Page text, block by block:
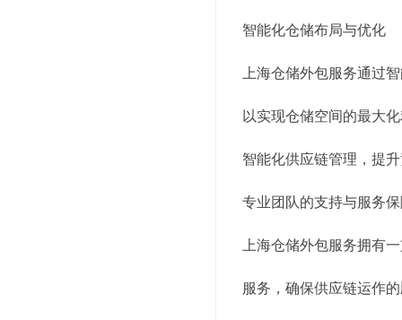
智能化仓储布局与优化
上海仓储外包服务通过
以实现仓储空间的最大
智能化供应链管理，提
专业团队的支持与服务
上海仓储外包服务拥有
服务，确保供应链运作